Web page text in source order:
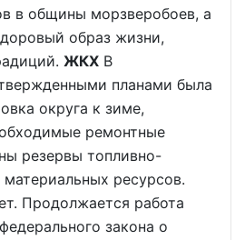
в общины морзверобоев, а
образ жизни,
ЖКХ В
планами была
округа к зиме,
ремонтные
резервы топливно-
материальных ресурсов.
Продолжается работа
закона о